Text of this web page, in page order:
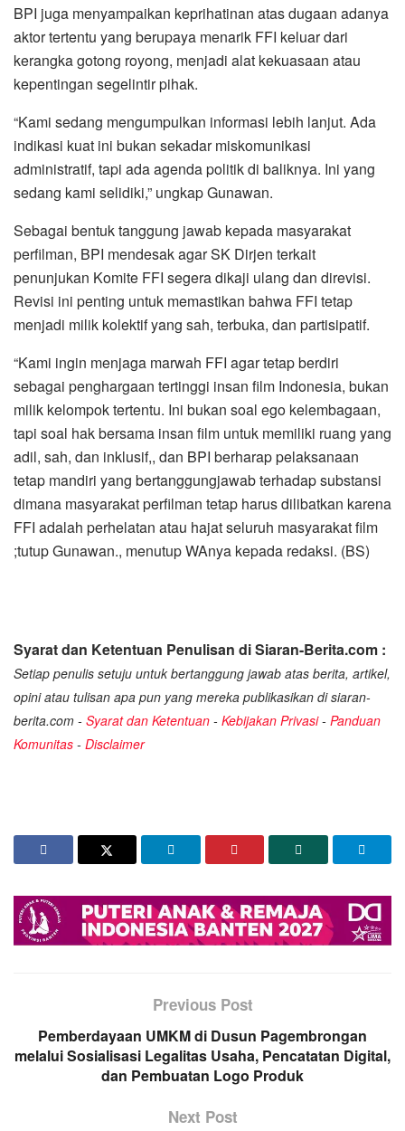
BPI juga menyampaikan keprihatinan atas dugaan adanya
aktor tertentu yang berupaya menarik FFI keluar dari
kerangka gotong royong, menjadi alat kekuasaan atau
kepentingan segelintir pihak.
“Kami sedang mengumpulkan informasi lebih lanjut. Ada
indikasi kuat ini bukan sekadar miskomunikasi
administratif, tapi ada agenda politik di baliknya. Ini yang
sedang kami selidiki,” ungkap Gunawan.
Sebagai bentuk tanggung jawab kepada masyarakat
perfilman, BPI mendesak agar SK Dirjen terkait
penunjukan Komite FFI segera dikaji ulang dan direvisi.
Revisi ini penting untuk memastikan bahwa FFI tetap
menjadi milik kolektif yang sah, terbuka, dan partisipatif.
“Kami ingin menjaga marwah FFI agar tetap berdiri
sebagai penghargaan tertinggi insan film Indonesia, bukan
milik kelompok tertentu. Ini bukan soal ego kelembagaan,
tapi soal hak bersama insan film untuk memiliki ruang yang
adil, sah, dan inklusif,, dan BPI berharap pelaksanaan
tetap mandiri yang bertanggungjawab terhadap substansi
dimana masyarakat perfilman tetap harus dilibatkan karena
FFI adalah perhelatan atau hajat seluruh masyarakat film
;tutup Gunawan., menutup WAnya kepada redaksi. (BS)
Syarat dan Ketentuan Penulisan di Siaran-Berita.com :
Setiap penulis setuju untuk bertanggung jawab atas berita, artikel,
opini atau tulisan apa pun yang mereka publikasikan di siaran-
berita.com - Syarat dan Ketentuan - Kebijakan Privasi- Panduan
Komunitas - Disclaimer
Previous Post
Pemberdayaan UMKM di Dusun Pagembrongan
melalui Sosialisasi Legalitas Usaha, Pencatatan Digital,
dan Pembuatan Logo Produk
Next Post